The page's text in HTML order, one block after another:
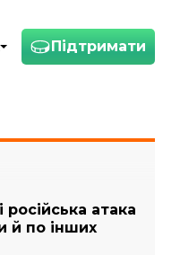
Підтримати
атака
й по інших